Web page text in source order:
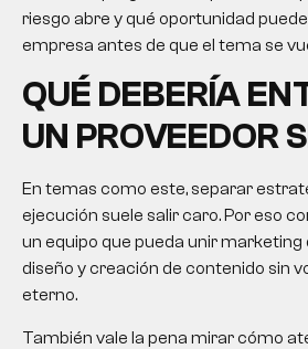
riesgo abre y qué oportunidad
empresa antes de que el tema se
QUÉ DEBERÍA
UN PROVEEDOR
En temas como este, separar
ejecución suele salir caro. Por eso
un equipo que pueda unir marketing
diseño y creación de contenido sin
eterno.
También vale la pena mirar cómo